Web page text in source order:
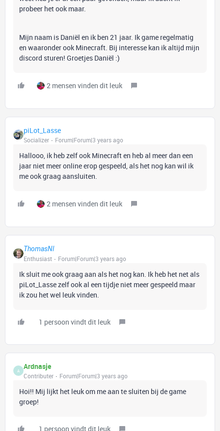
probeer het ook maar.
Mijn naam is Daniël en ik ben 21 jaar. Ik game regelmatig
en waaronder ook Minecraft. Bij interesse kan ik altijd mijn
discord sturen! Groetjes Daniël :)
2 mensen vinden dit leuk
piLot_Lasse
Socializer Forum|Forum|3 years ago
Hallooo, ik heb zelf ook Minecraft en heb al meer dan een
jaar niet meer online erop gespeeld, als het nog kan wil ik
me ook graag aansluiten.
2 mensen vinden dit leuk
ThomasNl
Enthusiast
Forum|Forum|3 years ago
Ik sluit me ook graag aan als het nog kan. Ik heb het net als
piLot_Lasse zelf ook al een tijdje niet meer gespeeld maar
ik zou het wel leuk vinden.
1 persoon vindt dit leuk
A Ardnasje
Contributer Forum|Forum|3 years ago
Hoi!! Mij lijkt het leuk om me aan te sluiten bij de game
groep!
1 persoon vindt dit leuk